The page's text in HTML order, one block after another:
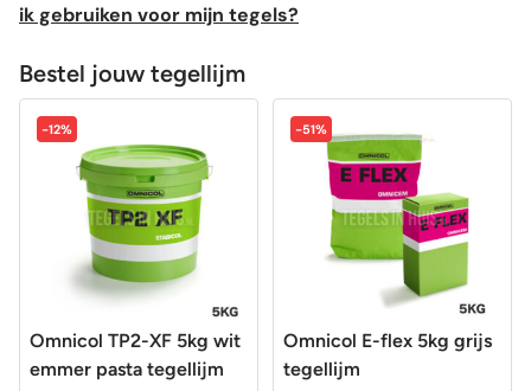
ik gebruiken voor mijn tegels?
Bestel jouw tegellijm
-12%
Omnicol TP2-XF 5kg wit
emmer pasta tegellijm
-51%
Omnicol E-flex 5kg grijs
tegellijm